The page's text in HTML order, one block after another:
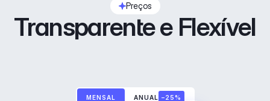
Preços
Transparente e Flexível
MENSAL ANUAL –25%